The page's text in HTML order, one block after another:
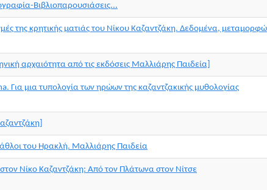
Βιβλιοπαρουσιάσεις...
της κρητικής ματιάς του Νίκου Καζαντζάκη. Δεδομένα,
αρχαιότητα από τις εκδόσεις Μαλλιάρης Παιδεία]
Για μια τυπολογία των ηρώων της καζαντζακικής μυθολογίας
άθλοι του Ηρακλή. Μαλλιάρης Παιδεία
Νίκο Καζαντζάκη: Από τον Πλάτωνα στον Νίτσε